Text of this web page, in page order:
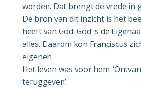
worden. Dat brengt de vrede in
De bron van dit inzicht is het
heeft van God: God is de
alles. Daarom kon Franciscus
eigenen.
Het leven was voor hem:
teruggeven’.